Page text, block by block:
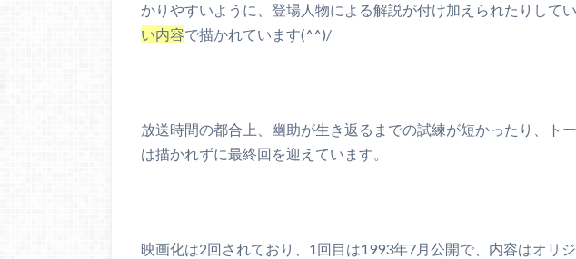
かりやすいように、登場人物による解説が付け加えられたりしてい
い内容で描かれています(^^)/
放送時間の都合上、幽助が生き返るまでの試練が短かったり、ト
は描かれずに最終回を迎えています。
映画化は2回されており、1回目は1993年7月公開で、内容はオリジ